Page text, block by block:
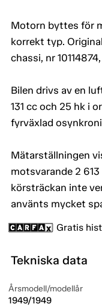
Motorn byttes för
korrekt typ.
chassi, nr
Bilen drivs av en
131 cc och 25 hk i
fyrväxlad
Mätarställningen
motsvarande 2
körsträckan inte
använts mycket
Gratis
Tekniska data
Årsmodell/modellår
1949/1949